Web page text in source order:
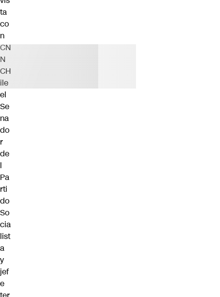
ta
co
n
CN
N
CH
ile
el
Se
na
do
r
de
l
Pa
rti
do
So
cia
list
a
y
jef
e